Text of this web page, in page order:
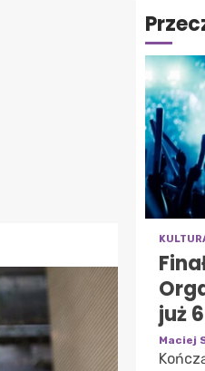
już
Maciej